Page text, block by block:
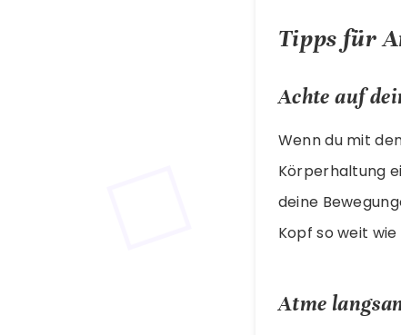
Tipps für
Achte auf
Wenn du mit
Körperhaltung
deine
Kopf so weit
Atme